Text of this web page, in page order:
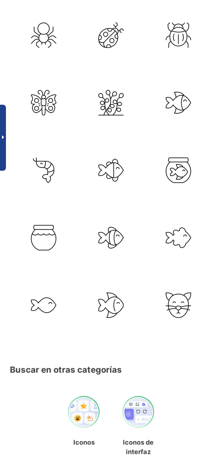
Buscar en otras categorías
Iconos
Iconos de
interfaz